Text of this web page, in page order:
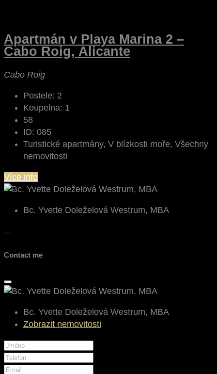
Apartmán v Playa Marina 2 –
Cabo Roig, Alicante
Cabo Roig
Postele: 2
Koupelna: 1
58
ID: 085
Turistické apartmány, V blízkosti moře, Všechny
nemovitosti
Více info
Bc. Yvette Doleželová Westrum, MBA
Contact me
Bc. Yvette Doleželová Westrum, MBA
Zobrazit nemovitosti